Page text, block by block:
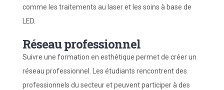
comme les traitements au laser et les soins à base de
LED.
Réseau professionnel
Suivre une formation en esthétique permet de créer un
réseau professionnel. Les étudiants rencontrent des
professionnels du secteur et peuvent participer à des